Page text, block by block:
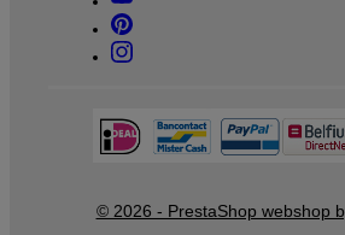
© 2026 - PrestaShop webshop